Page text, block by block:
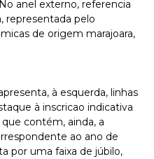
anel externo, referencia
representada pelo
de origem marajoara,
à esquerda, linhas
à inscricao indicativa
contém, ainda, a
ao ano de
por uma faixa de júbilo,